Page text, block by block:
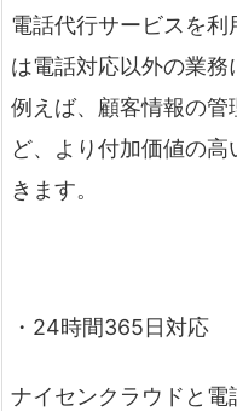
電話代行サービスを
は電話対応以外の業務
例えば、顧客情報の
ど、より付加価値の
きます。
・24時間365日対応
ナイセンクラウドと